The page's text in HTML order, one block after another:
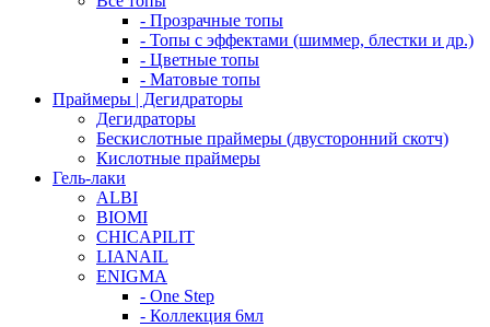
- Прозрачные топы
- Топы с эффектами (шиммер, блестки и др.)
- Цветные топы
- Матовые топы
Праймеры | Дегидраторы
Дегидраторы
Бескислотные праймеры (двусторонний скотч)
Кислотные праймеры
Гель-лаки
ALBI
BIOMI
CHICAPILIT
LIANAIL
ENIGMA
- One Step
- Коллекция 6мл